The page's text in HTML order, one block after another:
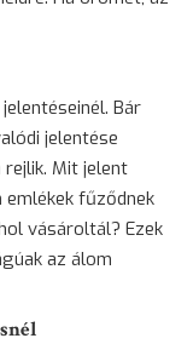
Bár
jelentése
rejlik. Mit jelent
fűződnek
vásároltál? Ezek
az álom